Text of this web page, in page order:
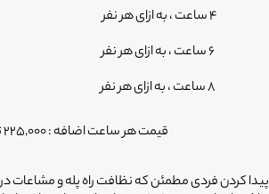
4 ساعت ، به ازای هر نفر
6 ساعت ، به ازای هر نفر
8 ساعت ، به ازای هر نفر
قیمت هر ساعت اضافه : 225,000 تومان
پیدا کردن فردی مطمئن که نظافت راه پله و مشاعات